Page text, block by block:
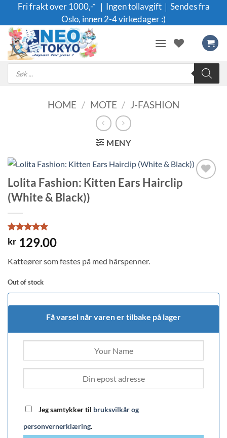
content
Fri frakt over 1000,-* ｜Ingen tollavgift｜Sendes fra
Oslo, innen 2-4 virkedager :)
Products
search
HOME / MOTE / J-FASHION
MENY
Lolita Fashion: Kitten Ears Hairclip
(White & Black))
Rated5
out of 5
1
customer
kr 129.00
Katteører som festes på med hårspenner.
Out of stock
Få varsel når varen er tilbake på lager
Jeg samtykker til bruksvilkår og
personvernerklæring.